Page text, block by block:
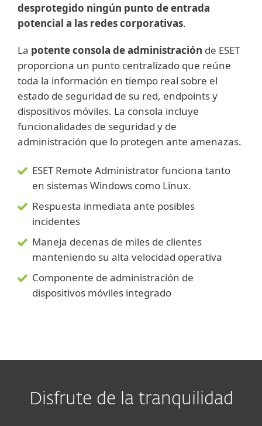
desprotegido ningún punto de entrada
potencial a las redes corporativas.
La potente consola de administración de ESET
proporciona un punto centralizado que reúne
toda la información en tiempo real sobre el
estado de seguridad de su red, endpoints y
dispositivos móviles. La consola incluye
funcionalidades de seguridad y de
administración que lo protegen ante amenazas.
ESET Remote Administrator funciona tanto
en sistemas Windows como Linux.
Respuesta inmediata ante posibles
incidentes
Maneja decenas de miles de clientes
manteniendo su alta velocidad operativa
Componente de administración de
dispositivos móviles integrado
Disfrute de la tranquilidad